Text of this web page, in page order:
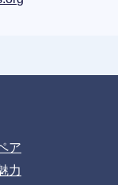
ア
力